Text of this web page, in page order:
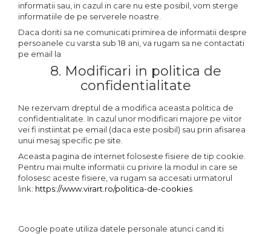
informatii sau, in cazul in care nu este posibil, vom sterge
informatiile de pe serverele noastre.
Daca doriti sa ne comunicati primirea de informatii despre
persoanele cu varsta sub 18 ani, va rugam sa ne contactati
pe email la
8. Modificari in politica de
confidentialitate
Ne rezervam dreptul de a modifica aceasta politica de
confidentialitate. In cazul unor modificari majore pe viitor
vei fi instiintat pe email (daca este posibil) sau prin afisarea
unui mesaj specific pe site.
Aceasta pagina de internet foloseste fisiere de tip cookie.
Pentru mai multe informatii cu privire la modul in care se
folosesc aceste fisiere, va rugam sa accesati urmatorul
link: https://www.virart.ro/politica-de-cookies
Google poate utiliza datele personale atunci cand iti